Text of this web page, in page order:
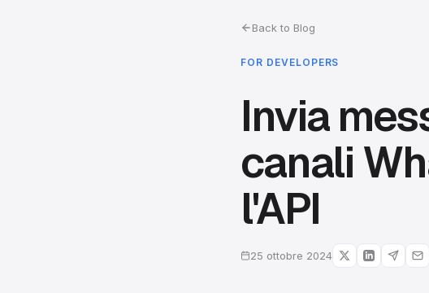
Back to Blog
FOR DEVELOPERS
Invia
canali
l'API
25 ottobre 2024